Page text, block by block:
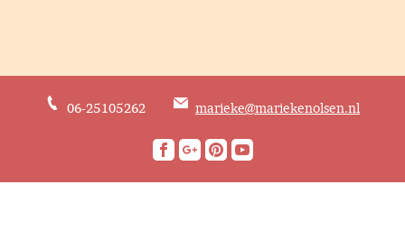
06-25105262 marieke@mariekenolsen.nl